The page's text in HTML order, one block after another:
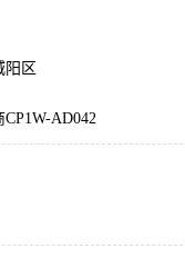
阳区
AD042